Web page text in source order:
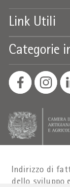
Link Utili
Categorie
Indirizzo di
dello sviluppo